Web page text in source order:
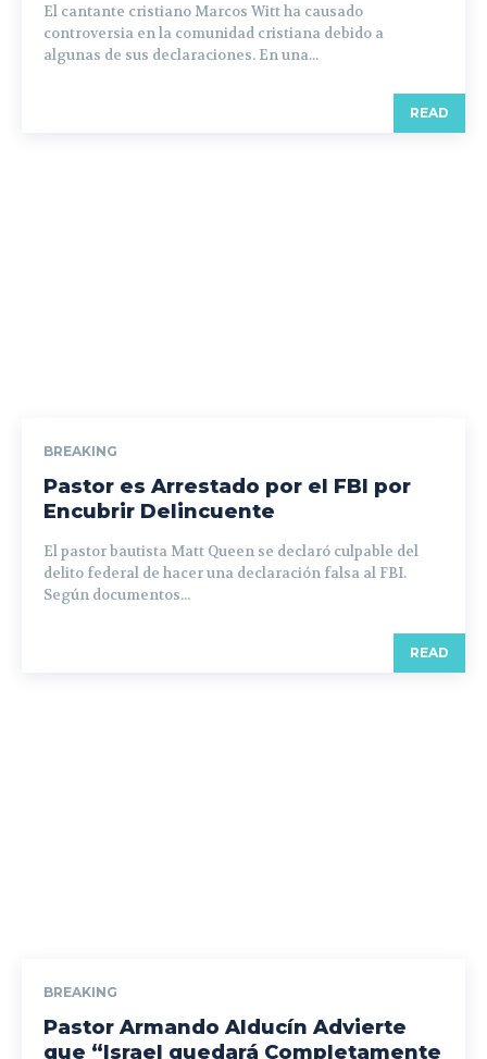
El cantante cristiano Marcos Witt ha causado
controversia en la comunidad cristiana debido a
algunas de sus declaraciones. En una...
READ
BREAKING
Pastor es Arrestado por el FBI por
Encubrir Delincuente
El pastor bautista Matt Queen se declaró culpable del
delito federal de hacer una declaración falsa al FBI.
Según documentos...
READ
BREAKING
Pastor Armando Alducín Advierte
que “Israel quedará Completamente